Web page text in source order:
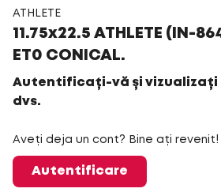
ATHLETE
11.75x22.5 ATHLETE (IN-
ET0 CONICAL.
Autentificați-vă și vizualizați
dvs.
Aveți deja un cont? Bine ați revenit!
Autentificare